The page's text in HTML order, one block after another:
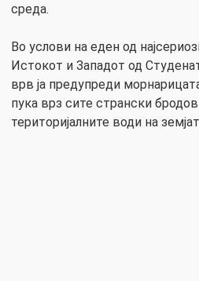
среда.
Во услови на еден од
Истокот и Западот од
врв ја предупреди
пука врз сите странски
територијалните води на